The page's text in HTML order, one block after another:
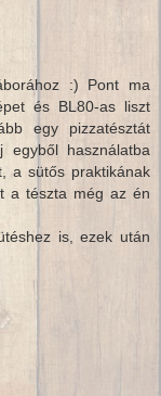
:) Pont ma
és BL80-as liszt
egy pizzatésztát
használatba
a sütős praktikának
a tészta még az én
is, ezek után